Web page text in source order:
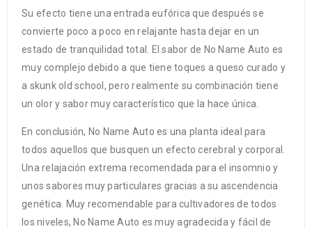
Su efecto tiene una entrada eufórica que después se
convierte poco a poco en relajante hasta dejar en un
estado de tranquilidad total. El sabor de No Name Auto es
muy complejo debido a que tiene toques a queso curado y
a skunk old school, pero realmente su combinación tiene
un olor y sabor muy característico que la hace única.
En conclusión, No Name Auto es una planta ideal para
todos aquellos que busquen un efecto cerebral y corporal.
Una relajación extrema recomendada para el insomnio y
unos sabores muy particulares gracias a su ascendencia
genética. Muy recomendable para cultivadores de todos
los niveles, No Name Auto es muy agradecida y fácil de